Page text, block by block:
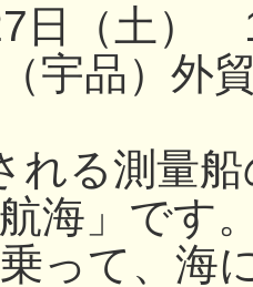
日（土）
宇品）外
れる測量
海」です
って、海